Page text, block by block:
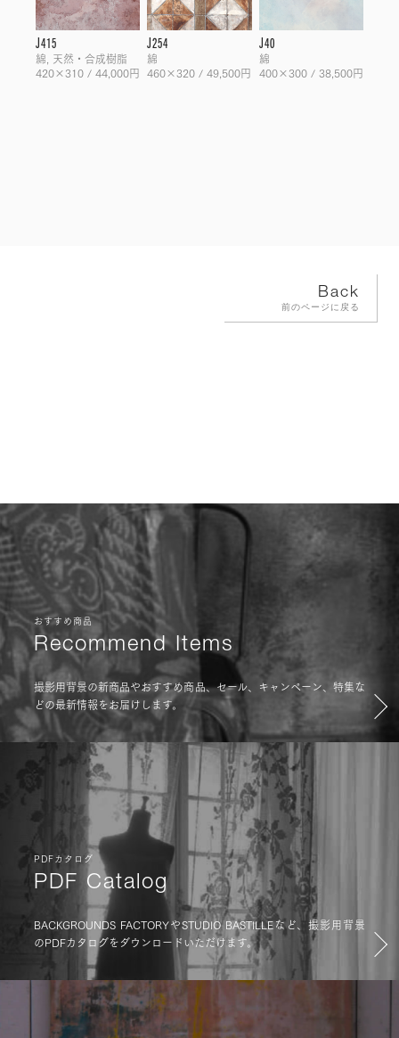
J415
綿, 天然・合成樹脂
420×310 / 44,000円
J254
綿
460×320 / 49,500円
J40
綿
400×300 / 38,500円
Back
前のページに戻る
おすすめ商品
Recommend Items
撮影用背景の新商品やおすすめ商品、セール、キャンペーン、特集な
どの最新情報をお届けします。
PDFカタログ
PDF Catalog
BACKGROUNDS FACTORYやSTUDIO BASTILLEなど、撮影用背景
のPDFカタログをダウンロードいただけます。